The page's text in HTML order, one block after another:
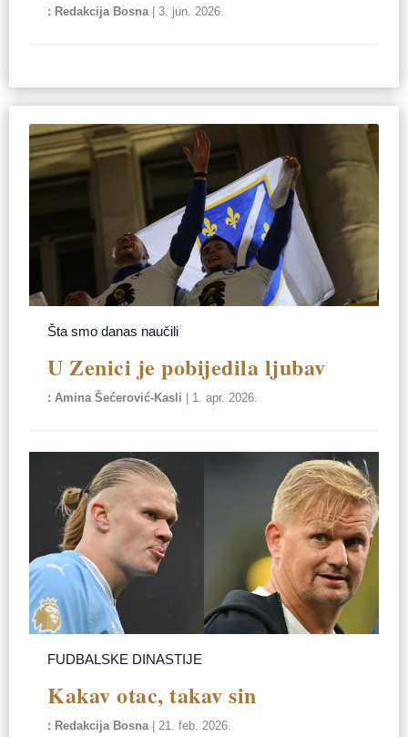
Redakcija Bosna|3. jun. 2026.
Šta smo danas naučili
U Zenici je pobijedila ljubav
Amina Šećerović-Kasli 1. apr. 2026.
FUDBALSKE DINASTIJE
Kakav otac, takav sin
Redakcija Bosna|21. feb. 2026.